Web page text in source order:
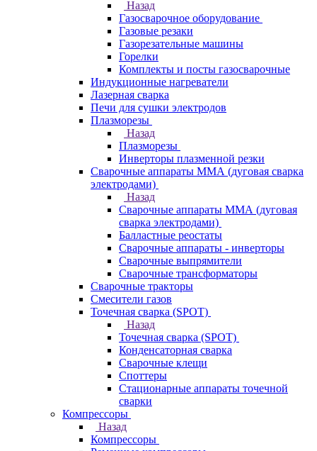
Назад
Газосварочное оборудование
Газовые резаки
Газорезательные машины
Горелки
Комплекты и посты газосварочные
Индукционные нагреватели
Лазерная сварка
Печи для сушки электродов
Плазморезы
Назад
Плазморезы
Инверторы плазменной резки
Сварочные аппараты ММА (дуговая сварка
электродами)
Назад
Сварочные аппараты ММА (дуговая
сварка электродами)
Балластные реостаты
Сварочные аппараты - инверторы
Сварочные выпрямители
Сварочные трансформаторы
Сварочные тракторы
Смесители газов
Точечная сварка (SPOT)
Назад
Точечная сварка (SPOT)
Конденсаторная сварка
Сварочные клещи
Споттеры
Стационарные аппараты точечной
сварки
Компрессоры
Назад
Компрессоры